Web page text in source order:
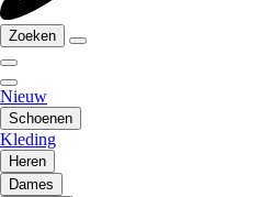
Zoeken
Nieuw
Schoenen
Kleding
Heren
Dames